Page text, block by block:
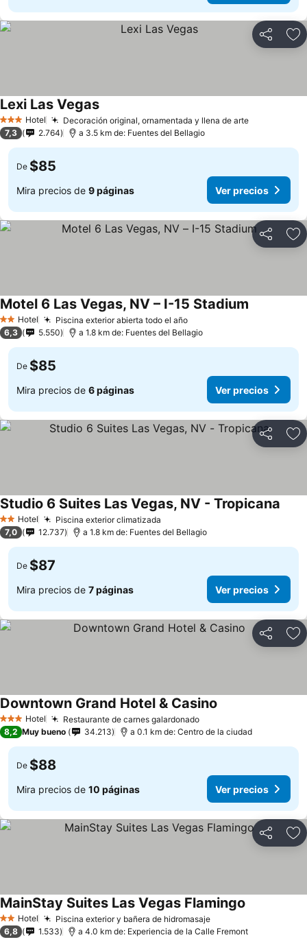
Compartir
3 Estrellas
Hotel Decoración original, ornamentada y llena de arte
Lexi Las Vegas
7,3 2.764 a 3.5 km de: Fuentes del Bellagio
De $85
Mira precios de 9 páginas Ver precios
Compartir
2 Estrellas
Hotel Piscina exterior abierta todo el año
Motel 6 Las Vegas, NV – I-15 Stadium
6,3 5.550 a 1.8 km de: Fuentes del Bellagio
De $85
Mira precios de 6 páginas Ver precios
Compartir
2 Estrellas
Hotel Piscina exterior climatizada
Studio 6 Suites Las Vegas, NV - Tropicana
7,0 12.737 a 1.8 km de: Fuentes del Bellagio
De $87
Mira precios de 7 páginas Ver precios
Compartir
3 Estrellas
Hotel Restaurante de carnes galardonado
Downtown Grand Hotel & Casino
8,2 Muy bueno 34.213 a 0.1 km de: Centro de la ciudad
De $88
Mira precios de 10 páginas Ver precios
Compartir
2 Estrellas
Hotel Piscina exterior y bañera de hidromasaje
MainStay Suites Las Vegas Flamingo
6,8 1.533 a 4.0 km de: Experiencia de la Calle Fremont